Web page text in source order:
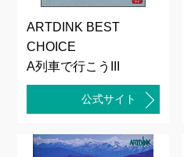
ARTDINK BEST
CHOICE
A列車で行こうIII
公式サイト